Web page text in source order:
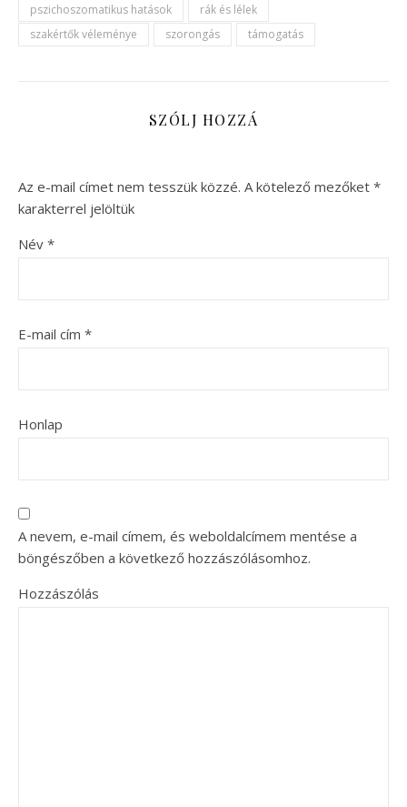
pszichoszomatikus hatások
rák és lélek
szakértők véleménye
szorongás támogatás
SZÓLJ HOZZÁ
Az e-mail címet nem tesszük közzé. A kötelező mezőket *
karakterrel jelöltük
Név *
E-mail cím *
Honlap
A nevem, e-mail címem, és weboldalcímem mentése a
böngészőben a következő hozzászólásomhoz.
Hozzászólás